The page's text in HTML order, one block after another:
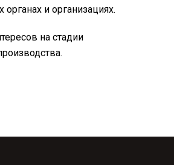
и организациях.
на стадии